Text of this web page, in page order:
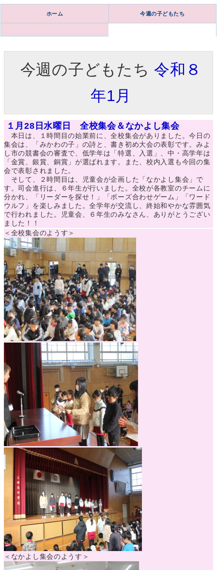
ホーム 今週の子どもたち
今週の子どもたち 令和８
年1月
１月28日水曜日 全校集会＆なかよし集会
本日は、１時間目の始業前に、全校集会がありました。今日の
集会は、「みかわの子」の詩と、書き初め大会の表彰です。みよ
し市の競書会の審査で、低学年は「特選、入選」、中・高学年は
「金賞、銀賞、銅賞」が選ばれます。また、校内入選も今回の集
会で表彰されました。
そして、２時間目は、児童会が企画した「なかよし集会」で
す。司会進行は、６年生が行いました。全校が各教室のチームに
分かれ、「リーダーを探せ！」「ポーズ合わせゲーム」「ワード
ウルフ」を楽しみました。全学年が交流し、終始和やかな雰囲気
で行われました。児童会、６年生のみなさん、ありがとうござい
ました！！
＜全校集会のようす＞
＜なかよし集会のようす＞